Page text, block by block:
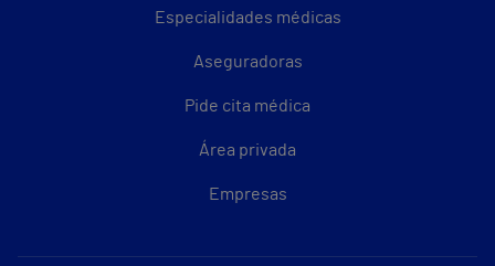
Especialidades médicas
Aseguradoras
Pide cita médica
Área privada
Empresas